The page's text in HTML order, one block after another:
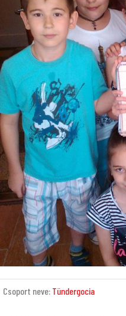
Csoport neve: Tündergocia